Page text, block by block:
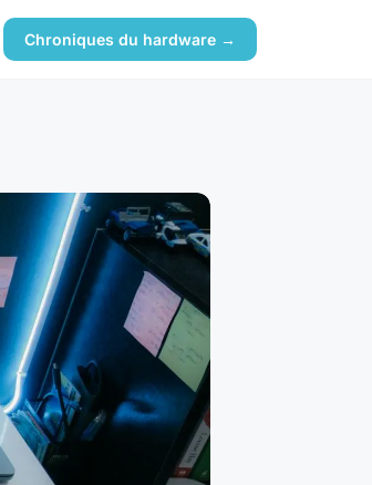
Chroniques du hardware →